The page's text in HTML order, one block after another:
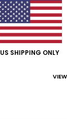
US SHIPPING ONLY